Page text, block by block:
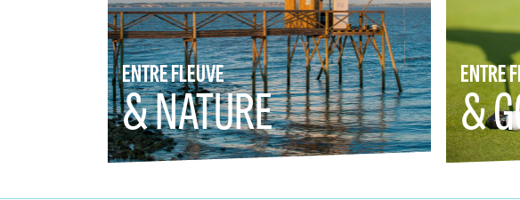
ENTRE FLEUVE
& NATURE
ENTRE
&